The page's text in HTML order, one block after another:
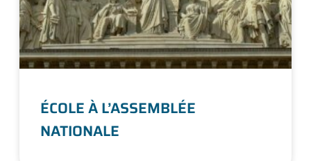
ÉCOLE À L’ASSEMBLÉE
NATIONALE